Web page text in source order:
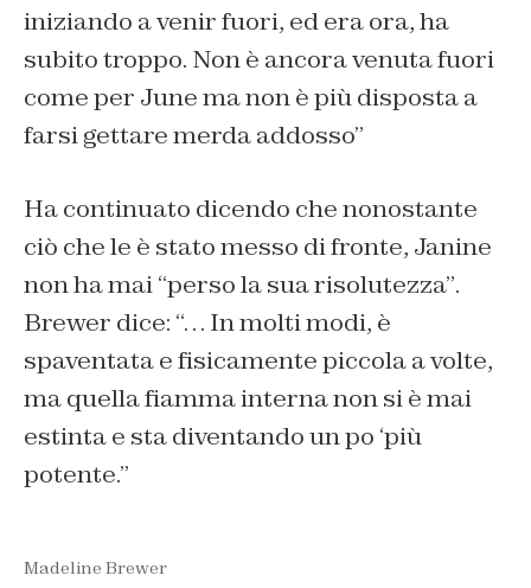
iniziando a venir fuori, ed era ora, ha
subito troppo. Non è ancora venuta fuori
come per June ma non è più disposta a
farsi gettare merda addosso”
Ha continuato dicendo che nonostante
ciò che le è stato messo di fronte, Janine
non ha mai“perso la sua risolutezza”.
Brewer dice: “… In molti modi, è
spaventata e fisicamente piccola a volte,
ma quella fiamma interna non si è mai
estinta e sta diventando un po ‘più
potente.”
Madeline Brewer